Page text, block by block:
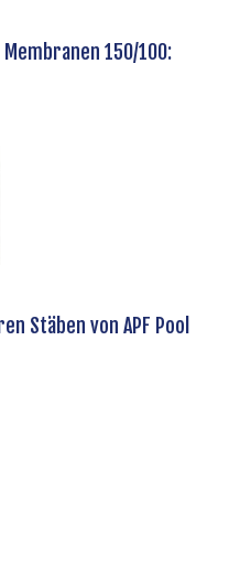
150/100:
Stäben von APF Pool